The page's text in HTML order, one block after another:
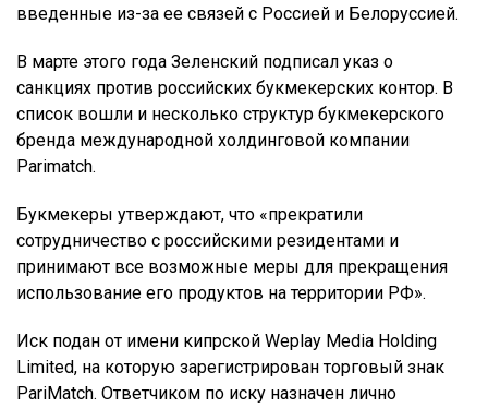
введенные из-за ее связей с Россией и Белоруссией.
В марте этого года Зеленский подписал указ о
санкциях против российских букмекерских контор. В
список вошли и несколько структур букмекерского
бренда международной холдинговой компании
Parimatch.
Букмекеры утверждают, что «прекратили
сотрудничество с российскими резидентами и
принимают все возможные меры для прекращения
использование его продуктов на территории РФ».
Иск подан от имени кипрской Weplay Media Holding
Limited, на которую зарегистрирован торговый знак
PariMatch. Ответчиком по иску назначен лично